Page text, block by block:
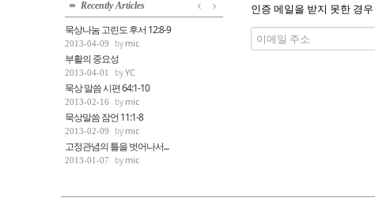
인증 메일을 받지 못한 경
Recently Articles
묵상나눔 고린도 후서 12:8-9
2013-04-09 mic
부활의 중요성
2013-04-01 YC
묵상 말씀 시편 64:1-10
2013-02-16 mic
묵상말씀 잠언 11:1-8
2013-02-09 mic
고정관념의 틀을 벗어나서...
2013-01-07 mic